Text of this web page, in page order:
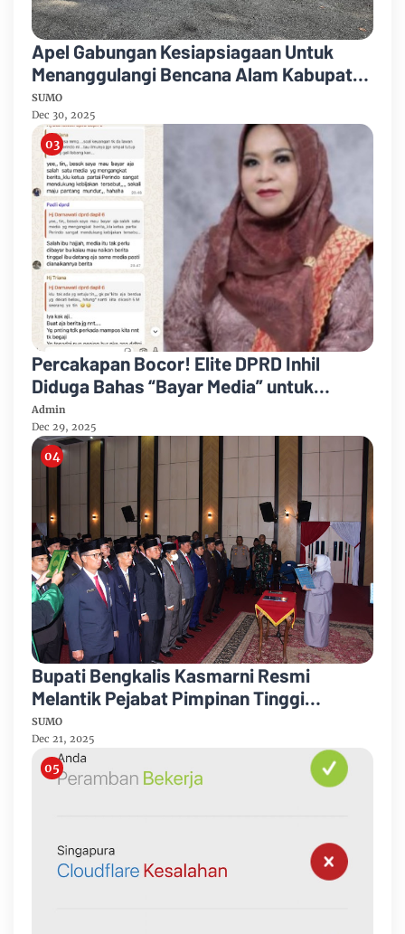
Apel Gabungan Kesiapsiagaan Untuk
Menanggulangi Bencana Alam Kabupaten
Bengkalis
SUMO
Dec 30, 2025
Percakapan Bocor! Elite DPRD Inhil
Diduga Bahas “Bayar Media” untuk
Dukung Kebijakan
Admin
Dec 29, 2025
Bupati Bengkalis Kasmarni Resmi
Melantik Pejabat Pimpinan Tinggi
Pratama
SUMO
Dec 21, 2025